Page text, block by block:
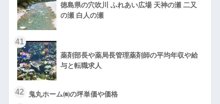
徳島県の穴吹川 ふれあい広場 天神の瀬 二又
の瀬 白人の瀬
41
薬剤部長や薬局長管理薬剤師の平均年収や給
与と転職求人
42 鬼丸ホーム㈱の坪単価や価格